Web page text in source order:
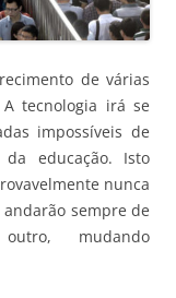
de várias
tecnologia irá se
impossíveis de
educação. Isto
nunca
sempre de
mudando